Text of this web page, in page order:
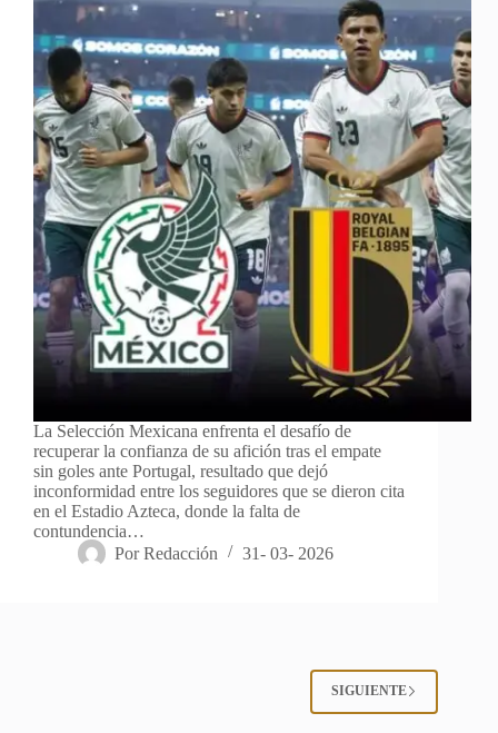
La Selección Mexicana enfrenta el desafío de
recuperar la confianza de su afición tras el empate
sin goles ante Portugal, resultado que dejó
inconformidad entre los seguidores que se dieron cita
en el Estadio Azteca, donde la falta de
contundencia…
Por Redacción 31- 03- 2026
SIGUIENTE